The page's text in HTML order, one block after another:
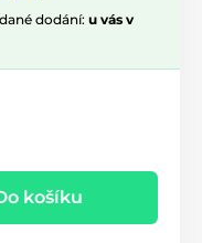
dodání: u vás v
košíku